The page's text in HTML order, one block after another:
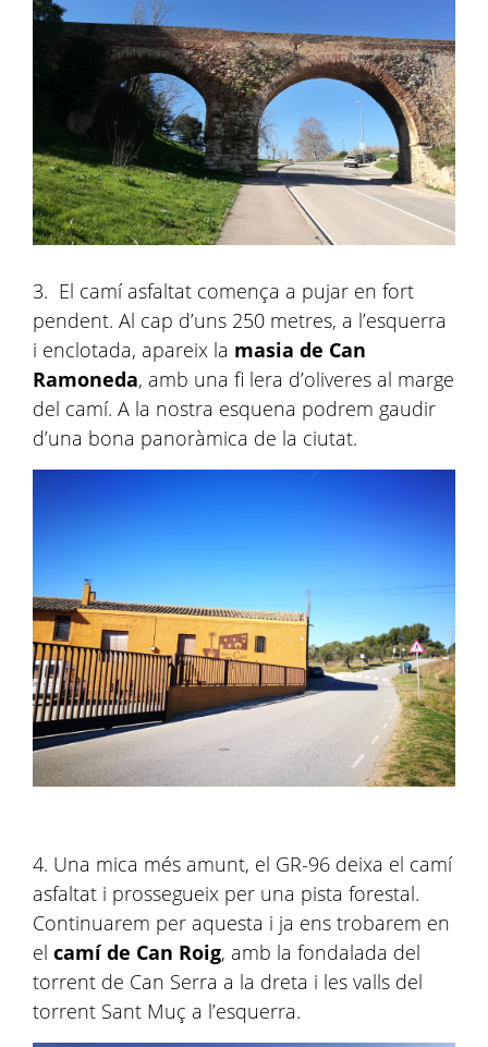
3. El camí asfaltat comença a pujar en fort
pendent. Al cap d’uns 250 metres, a l’esquerra
i enclotada, apareix la masia de Can
Ramoneda, amb una fi lera d’oliveres al marge
del camí. A la nostra esquena podrem gaudir
d’una bona panoràmica de la ciutat.
4. Una mica més amunt, el GR-96 deixa el camí
asfaltat i prossegueix per una pista forestal.
Continuarem per aquesta i ja ens trobarem en
el camí de Can Roig, amb la fondalada del
torrent de Can Serra a la dreta i les valls del
torrent Sant Muç a l’esquerra.